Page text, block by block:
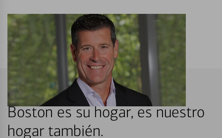
Boston es su hogar, es nuestro
hogar también.